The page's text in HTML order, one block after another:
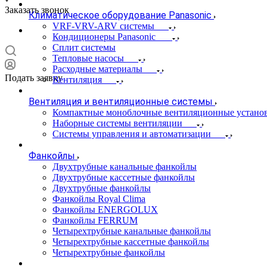
Заказать звонок
Подать заявку
Климатическое оборудование Panasonic
VRF-VRV-ARV системы
Кондиционеры Panasonic
Сплит системы
Тепловые насосы
Расходные материалы
Вентиляция
Вентиляция и вентиляционные системы
Компактные моноблочные вентиляционные
Наборные системы вентиляции
Системы управления и автоматизации
Фанкойлы
Двухтрубные канальные фанкойлы
Двухтрубные кассетные фанкойлы
Двухтрубные фанкойлы
Фанкойлы Royal Clima
Фанкойлы ENERGOLUX
Фанкойлы FERRUM
Четырехтрубные канальные фанкойлы
Четырехтрубные кассетные фанкойлы
Четырехтрубные фанкойлы